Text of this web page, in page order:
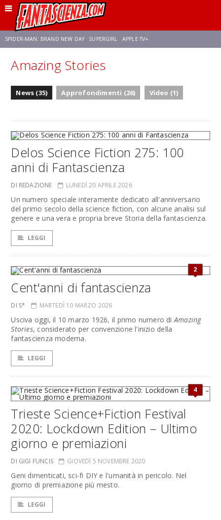
SPIDER-MAN: BRAND NEW DAY SUPERGIRL APPLE TV+
FRANCO RICCIARDIELLO ZENDAYA AVENGERS: DOOMSDAY
Amazing Stories
News (35) Approfondimenti (26) Video (1)
Delos Science Fiction 275: 100
anni di Fantascienza
DI REDAZIONE LUNEDÌ 20 APRILE 2026
Un numero speciale interamente dedicato all'anniversario
del primo secolo della science fiction, con alcune analisi sul
genere e una vera e propria breve Storia della fantascienza.
LEGGI
2
Cent'anni di fantascienza
DI S* MARTEDÌ 10 MARZO 2026
Usciva oggi, il 10 marzo 1926, il primo numero diAmazing
Stories, considerato per convenzione l'inizio della
fantascienza moderna.
LEGGI
4
Trieste Science+Fiction Festival
2020: Lockdown Edition – Ultimo
giorno e premiazioni
DI GIGI FUNCIS GIOVEDÌ 5 NOVEMBRE 2020
Geni dimenticati, sci-fi DIY e l'umanità in pericolo. Nel
giorno di premiazione più mesto.
LEGGI